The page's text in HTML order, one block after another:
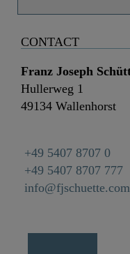
CONTACT
Franz Joseph
Hullerweg 1
49134 Wallenhorst
+49 5407 8707 0
+49 5407 8707 777
info@fjschuette.com